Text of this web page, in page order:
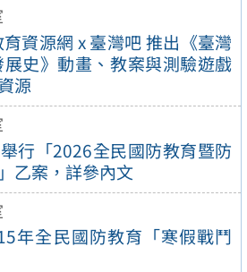
資源網 x 臺灣吧 推出《臺灣
史》動畫、教案與測驗遊戲
源
行「2026全民國防教育暨防
乙案，詳參內文
年全民國防教育「寒假戰鬥